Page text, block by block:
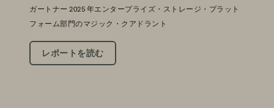
ガートナー 2025 年エンタープライズ・ストレージ・プラット
フォーム部門のマジック・クアドラント
レポートを読む